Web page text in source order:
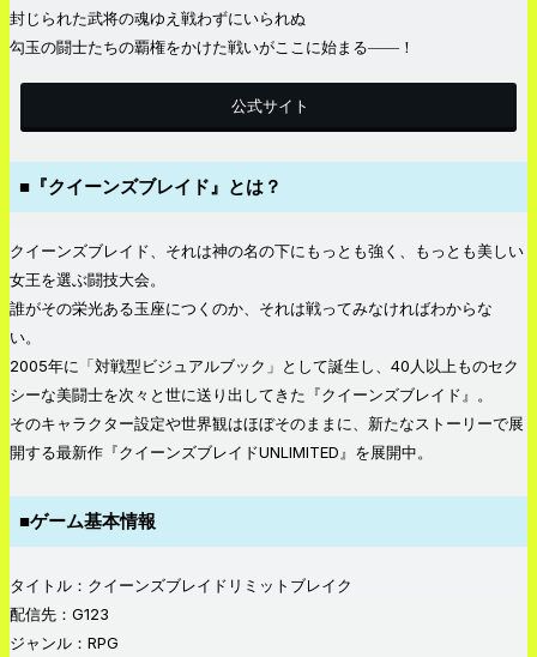
封じられた武将の魂ゆえ戦わずにいられぬ
勾玉の闘士たちの覇権をかけた戦いがここに始まる――！
公式サイト
■『クイーンズブレイド』とは？
クイーンズブレイド、それは神の名の下にもっとも強く、もっとも美しい
女王を選ぶ闘技大会。
誰がその栄光ある玉座につくのか、それは戦ってみなければわからな
い。
2005年に「対戦型ビジュアルブック」として誕生し、40人以上ものセク
シーな美闘士を次々と世に送り出してきた『クイーンズブレイド』。
そのキャラクター設定や世界観はほぼそのままに、新たなストーリーで展
開する最新作『クイーンズブレイドUNLIMITED』を展開中。
■ゲーム基本情報
タイトル：クイーンズブレイドリミットブレイク
配信先：G123
ジャンル：RPG